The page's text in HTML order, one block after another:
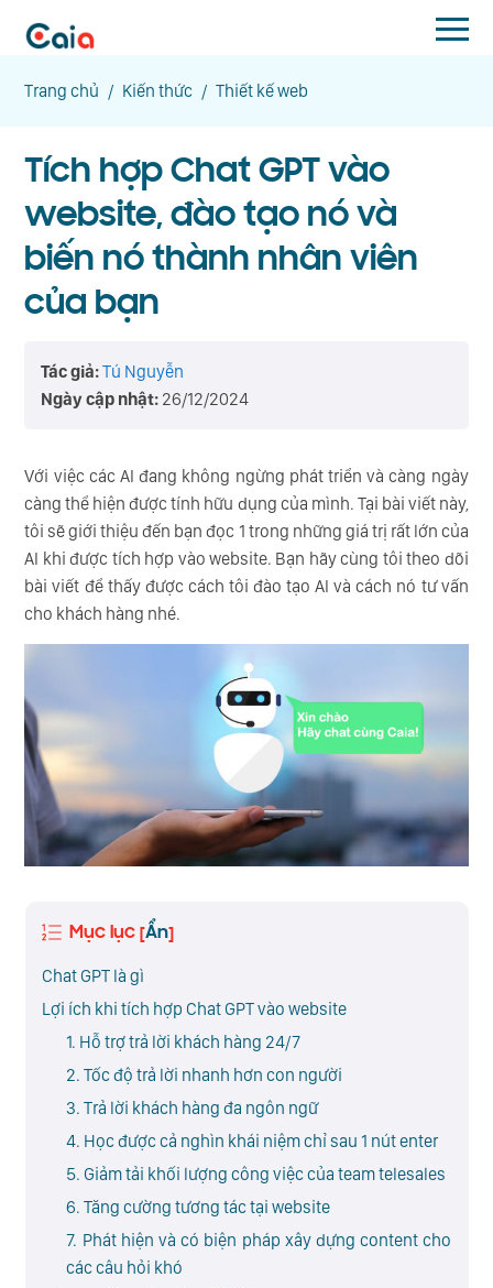
Trang chủ / Kiến thức / Thiết kế web
Tích hợp Chat GPT vào
website, đào tạo nó và
biến nó thành nhân viên
của bạn
Tác giả:Tú Nguyễn
Ngày cập nhật: 26/12/2024
Với việc các AI đang không ngừng phát triển và càng ngày
càng thể hiện được tính hữu dụng của mình. Tại bài viết này,
tôi sẽ giới thiệu đến bạn đọc 1 trong những giá trị rất lớn của
AI khi được tích hợp vào website. Bạn hãy cùng tôi theo dõi
bài viết để thấy được cách tôi đào tạo AI và cách nó tư vấn
cho khách hàng nhé.
Mục lục [Ẩn]
Chat GPT là gì
Lợi ích khi tích hợp Chat GPT vào website
1. Hỗ trợ trả lời khách hàng 24/7
2. Tốc độ trả lời nhanh hơn con người
3. Trả lời khách hàng đa ngôn ngữ
4. Học được cả nghìn khái niệm chỉ sau 1 nút enter
5. Giảm tải khối lượng công việc của team telesales
6. Tăng cường tương tác tại website
7. Phát hiện và có biện pháp xây dựng content cho
các câu hỏi khó